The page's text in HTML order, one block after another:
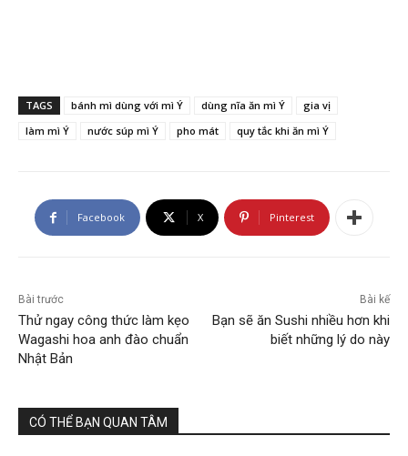
TAGS bánh mì dùng với mì Ý dùng nĩa ăn mì Ý
gia vị
làm mì Ý
nước súp mì Ý pho mát quy tắc khi ăn mì Ý
Facebook X Pinterest
Bài trước
Thử ngay công thức làm kẹo
Wagashi hoa anh đào chuẩn
Nhật Bản
Bài kế
Bạn sẽ ăn Sushi nhiều hơn khi
biết những lý do này
CÓ THỂ BẠN QUAN TÂM